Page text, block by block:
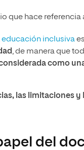
que hace
educación inclusivaes
, de manera que
como
las limitaciones
del